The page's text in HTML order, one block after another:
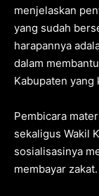
menjelaskan
yang sudah
harapannya
dalam
Kabupaten yang
Pembicara
sekaligus Wakil
sosialisasinya
membayar zakat.